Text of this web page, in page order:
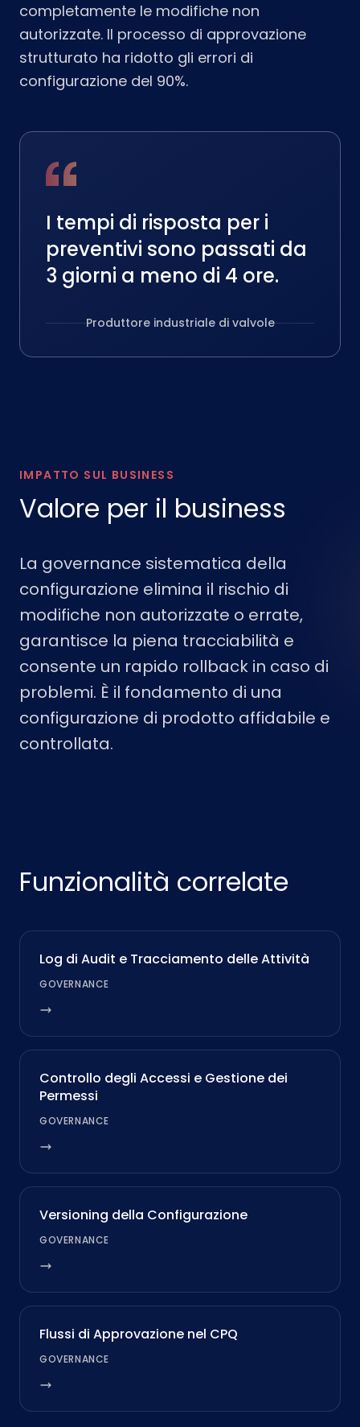
completamente le modifiche non
autorizzate. Il processo di approvazione
strutturato ha ridotto gli errori di
configurazione del 90%.
I tempi di risposta per i
preventivi sono passati da
3 giorni a meno di 4 ore.
Produttore industriale di valvole
IMPATTO SUL BUSINESS
Valore per il business
La governance sistematica della
configurazione elimina il rischio di
modifiche non autorizzate o errate,
garantisce la piena tracciabilità e
consente un rapido rollback in caso di
problemi. È il fondamento di una
configurazione di prodotto affidabile e
controllata.
Funzionalità correlate
Log di Audit e Tracciamento delle Attività
GOVERNANCE
Controllo degli Accessi e Gestione dei
Permessi
GOVERNANCE
Versioning della Configurazione
GOVERNANCE
Flussi di Approvazione nel CPQ
GOVERNANCE